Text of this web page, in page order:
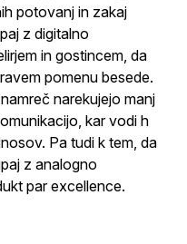
potovanj in zakaj
z digitalno
in gostincem, da
pomenu besede.
narekujejo manj
kar vodi h
Pa tudi k tem, da
z analogno
par excellence.